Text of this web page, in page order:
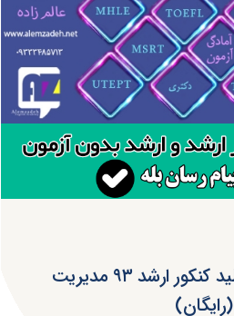
دانلود سوالات و کلید کنکور ارشد ۹۳ مدیریت
(رایگان)